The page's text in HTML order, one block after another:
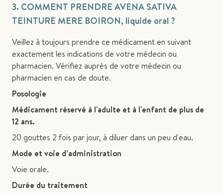
3. COMMENT PRENDRE AVENA SATIVA
TEINTURE MERE BOIRON, liquide oral ?
Veillez à toujours prendre ce médicament en suivant
exactement les indications de votre médecin ou
pharmacien. Vérifiez auprès de votre médecin ou
pharmacien en cas de doute.
Posologie
Médicament réservé à l'adulte et à l'enfant de plus de
12 ans.
20 gouttes 2 fois par jour, à diluer dans un peu d'eau.
Mode et voie d’administration
Voie orale.
Durée du traitement